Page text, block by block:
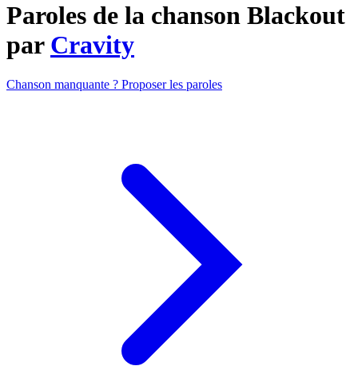
Paroles de la chanson Blackout
par Cravity
Chanson manquante ? Proposer les paroles